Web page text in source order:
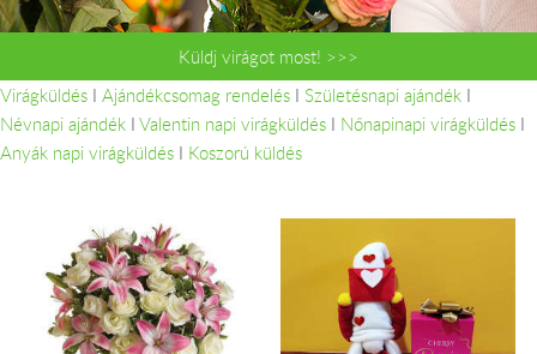
Küldj virágot most! >>>
Virágküldés I Ajándékcsomag rendelés I Születésnapi ajándék I
Névnapi ajándék I Valentin napi virágküldés I Nőnapinapi virágküldés I
Anyák napi virágküldés I Koszorú küldés